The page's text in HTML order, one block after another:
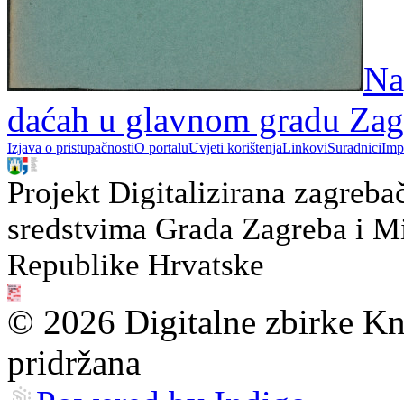
daćah u glavnom gradu
Izjava o pristupačnostiO portaluUvjeti korištenjaLinkoviSuradnici
Projekt Digitalizirana
sredstvima Grada Zagreba i
Republike Hrvatske
© 2026 Digitalne zbirke
pridržana